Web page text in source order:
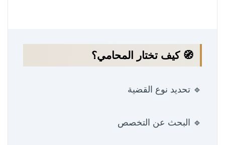
🧭 كيف تختار المحامي؟
🔹 تحديد نوع القضية
🔹 البحث عن التخصص